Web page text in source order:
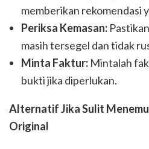
memberikan rekomendasi
Periksa Kemasan:
masih tersegel dan tidak
Minta Faktur: Mintalah
bukti jika diperlukan.
Alternatif Jika Sulit
Original